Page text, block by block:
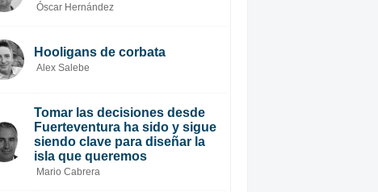
Óscar Hernández
Hooligans de corbata
Alex Salebe
Tomar las decisiones desde
Fuerteventura ha sido y sigue
siendo clave para diseñar la
isla que queremos
Mario Cabrera